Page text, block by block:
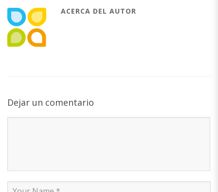
ACERCA DEL AUTOR
Dejar un comentario